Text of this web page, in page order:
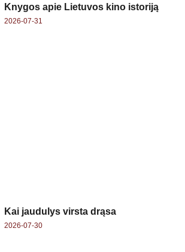
Knygos apie Lietuvos kino istoriją
2026-07-31
Kai jaudulys virsta drąsa
2026-07-30